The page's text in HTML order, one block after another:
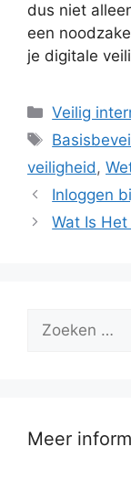
dus niet
een
je digitale
Veilig
Tags
veiligheid,
Inloggen
Wat Is
Zoek
Meer